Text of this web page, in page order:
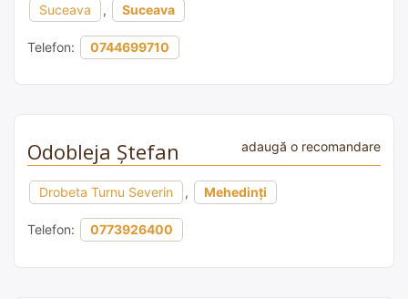
Suceava , Suceava
Telefon: 0744699710
Odobleja Ştefan adaugă o recomandare
Drobeta Turnu Severin , Mehedinți
Telefon: 0773926400